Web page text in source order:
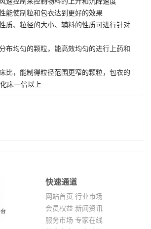
能使制粒和包衣达到更好的效果
质、粒径的大小、辅料的性质可进行针对
布均匀的颗粒，能高效均匀的进行上药和
比，能制得粒径范围更窄的颗粒，包衣的
床一倍以上
快速通道
网站首页 行业市场
会员权益 新闻资讯
服务市场 专家在线